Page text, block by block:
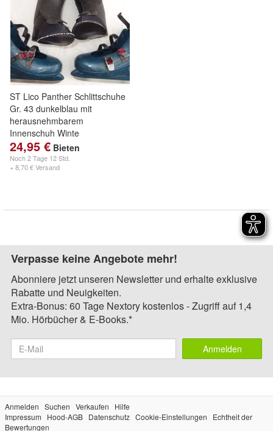
ST Lico Panther Schlittschuhe
Gr. 43 dunkelblau mit
herausnehmbarem
Innenschuh Winte
24,95 € Bieten
Noch2 Tage 12 Std.
+ 8,70 € Versand
Verpasse keine Angebote mehr!
Abonniere jetzt unseren Newsletter und erhalte exklusive
Rabatte und Neuigkeiten.
Extra-Bonus: 60 Tage Nextory kostenlos - Zugriff auf 1,4
Mio. Hörbücher & E-Books.*
Anmelden
Anmelden Suchen Verkaufen
Hilfe
Impressum
Hood-AGB Datenschutz Cookie-Einstellungen
Echtheit der
Bewertungen